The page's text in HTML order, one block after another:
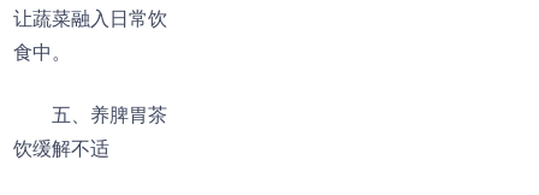
让蔬菜融入日常饮
食中。
五、养脾胃茶
饮缓解不适